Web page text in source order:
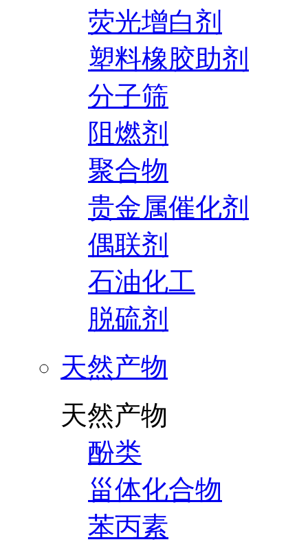
荧光增白剂
塑料橡胶助剂
分子筛
阻燃剂
聚合物
贵金属催化剂
偶联剂
石油化工
脱硫剂
天然产物
天然产物
酚类
甾体化合物
苯丙素